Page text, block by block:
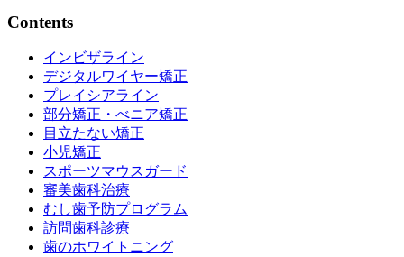
Contents
インビザライン
デジタルワイヤー矯正
プレイシアライン
部分矯正・べニア矯正
目立たない矯正
小児矯正
スポーツマウスガード
審美歯科治療
むし歯予防プログラム
訪問歯科診療
歯のホワイトニング